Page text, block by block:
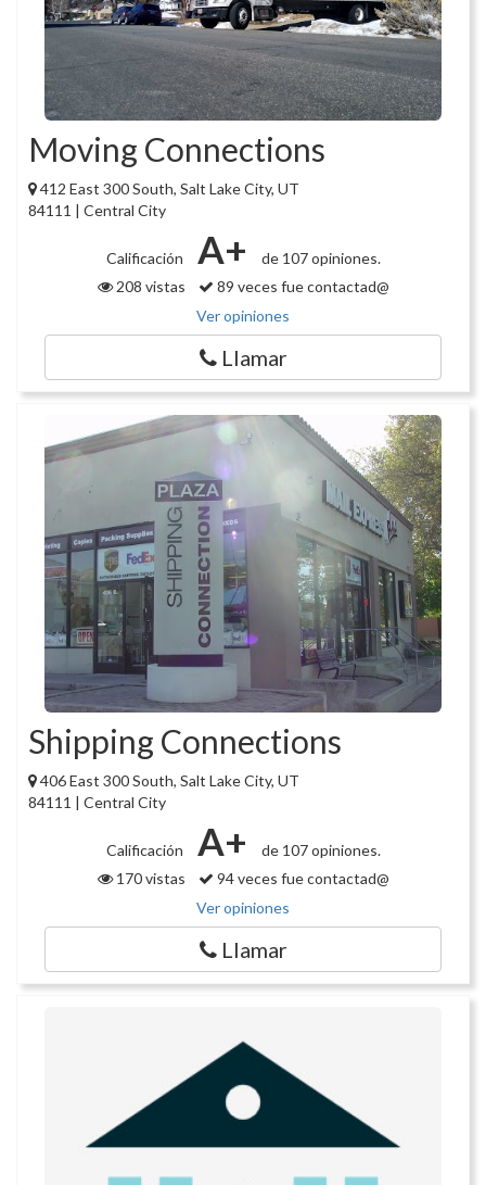
Moving Connections
412 East 300 South, Salt Lake City, UT
84111 | Central City
Calificación A+
de 107 opiniones.
208 vistas
89 veces fue contactad@
Ver opiniones
Llamar
Shipping Connections
406 East 300 South, Salt Lake City, UT
84111 | Central City
Calificación A+
de 107 opiniones.
170 vistas
94 veces fue contactad@
Ver opiniones
Llamar